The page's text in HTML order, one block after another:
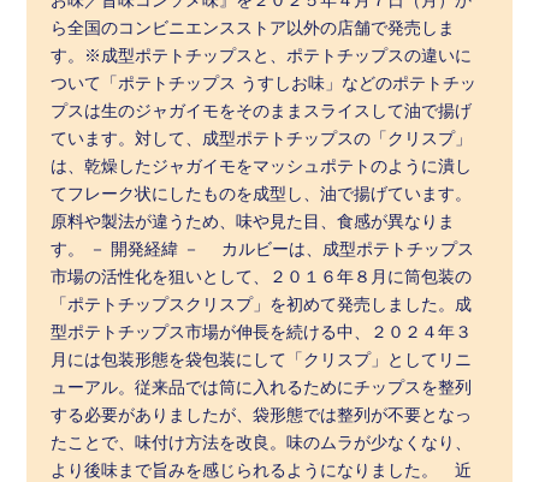
ら全国のコンビニエンスストア以外の店舗で発売しま
す。※成型ポテトチップスと、ポテトチップスの違いに
ついて「ポテトチップス うすしお味」などのポテトチッ
プスは生のジャガイモをそのままスライスして油で揚げ
ています。対して、成型ポテトチップスの「クリスプ」
は、乾燥したジャガイモをマッシュポテトのように潰し
てフレーク状にしたものを成型し、油で揚げています。
原料や製法が違うため、味や見た目、食感が異なりま
す。 － 開発経緯 － カルビーは、成型ポテトチップス
市場の活性化を狙いとして、２０１６年８月に筒包装の
「ポテトチップスクリスプ」を初めて発売しました。成
型ポテトチップス市場が伸長を続ける中、２０２４年３
月には包装形態を袋包装にして「クリスプ」としてリニ
ューアル。従来品では筒に入れるためにチップスを整列
する必要がありましたが、袋形態では整列が不要となっ
たことで、味付け方法を改良。味のムラが少なくなり、
より後味まで旨みを感じられるようになりました。 近